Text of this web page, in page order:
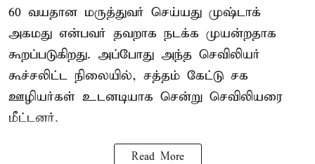
60 வயதான மருத்துவர் செய்யது முஷ்டாக்
அகமது என்பவர் தவறாக நடக்க முயன்றதாக
கூறப்படுகிறது. அப்போது அந்த செவிலியர்
கூச்சலிட்ட நிலையில், சத்தம் கேட்டு சக
ஊழியர்கள் உடனடியாக சென்று செவிலியரை
மீட்டனர்.
Read More